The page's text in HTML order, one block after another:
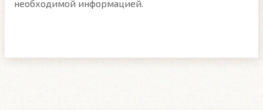
необходимой информацией.